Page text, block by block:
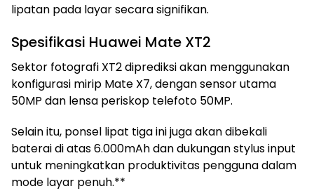
lipatan pada layar secara signifikan.
Spesifikasi Huawei Mate XT2
Sektor fotografi XT2 diprediksi akan menggunakan
konfigurasi mirip Mate X7, dengan sensor utama
50MP dan lensa periskop telefoto 50MP.
Selain itu, ponsel lipat tiga ini juga akan dibekali
baterai di atas 6.000mAh dan dukungan stylus input
untuk meningkatkan produktivitas pengguna dalam
mode layar penuh.**